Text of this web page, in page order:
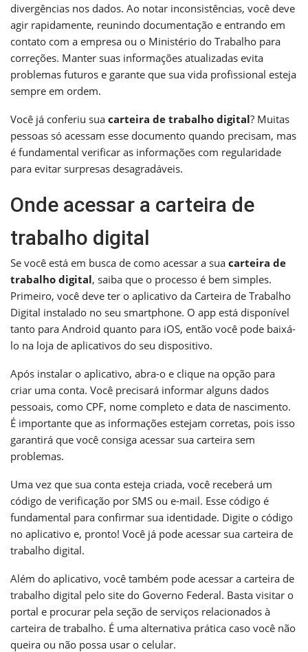
divergências nos dados. Ao notar inconsistências, você deve
agir rapidamente, reunindo documentação e entrando em
contato com a empresa ou o Ministério do Trabalho para
correções. Manter suas informações atualizadas evita
problemas futuros e garante que sua vida profissional esteja
sempre em ordem.
Você já conferiu sua carteira de trabalho digital? Muitas
pessoas só acessam esse documento quando precisam, mas
é fundamental verificar as informações com regularidade
para evitar surpresas desagradáveis.
Onde acessar a carteira de
trabalho digital
Se você está em busca de como acessar a sua carteira de
trabalho digital, saiba que o processo é bem simples.
Primeiro, você deve ter o aplicativo da Carteira de Trabalho
Digital instalado no seu smartphone. O app está disponível
tanto para Android quanto para iOS, então você pode baixá-
lo na loja de aplicativos do seu dispositivo.
Após instalar o aplicativo, abra-o e clique na opção para
criar uma conta. Você precisará informar alguns dados
pessoais, como CPF, nome completo e data de nascimento.
É importante que as informações estejam corretas, pois isso
garantirá que você consiga acessar sua carteira sem
problemas.
Uma vez que sua conta esteja criada, você receberá um
código de verificação por SMS ou e-mail. Esse código é
fundamental para confirmar sua identidade. Digite o código
no aplicativo e, pronto! Você já pode acessar sua carteira de
trabalho digital.
Além do aplicativo, você também pode acessar a carteira de
trabalho digital pelo site do Governo Federal. Basta visitar o
portal e procurar pela seção de serviços relacionados à
carteira de trabalho. É uma alternativa prática caso você não
queira ou não possa usar o celular.